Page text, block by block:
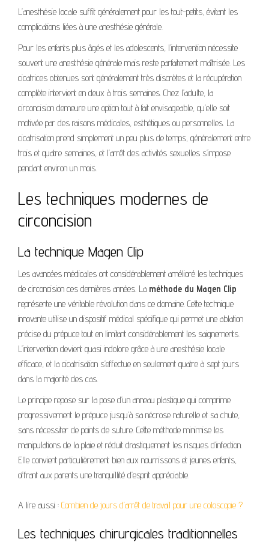
L’anesthésie locale suffit généralement pour les tout-petits, évitant les
complications liées à une anesthésie générale.
Pour les enfants plus âgés et les adolescents, l’intervention nécessite
souvent une anesthésie générale mais reste parfaitement maîtrisée. Les
cicatrices obtenues sont généralement très discrètes et la récupération
complète intervient en deux à trois semaines. Chez l’adulte, la
circoncision demeure une option tout à fait envisageable, qu’elle soit
motivée par des raisons médicales, esthétiques ou personnelles. La
cicatrisation prend simplement un peu plus de temps, généralement entre
trois et quatre semaines, et l’arrêt des activités sexuelles s’impose
pendant environ un mois.
Les techniques modernes de
circoncision
La technique Magen Clip
Les avancées médicales ont considérablement amélioré les techniques
de circoncision ces dernières années. La méthode du Magen Clip
représente une véritable révolution dans ce domaine. Cette technique
innovante utilise un dispositif médical spécifique qui permet une ablation
précise du prépuce tout en limitant considérablement les saignements.
L’intervention devient quasi indolore grâce à une anesthésie locale
efficace, et la cicatrisation s’effectue en seulement quatre à sept jours
dans la majorité des cas.
Le principe repose sur la pose d’un anneau plastique qui comprime
progressivement le prépuce jusqu’à sa nécrose naturelle et sa chute,
sans nécessiter de points de suture. Cette méthode minimise les
manipulations de la plaie et réduit drastiquement les risques d’infection.
Elle convient particulièrement bien aux nourrissons et jeunes enfants,
offrant aux parents une tranquillité d’esprit appréciable.
A lire aussi : Combien de jours d’arrêt de travail pour une coloscopie ?
Les techniques chirurgicales traditionnelles